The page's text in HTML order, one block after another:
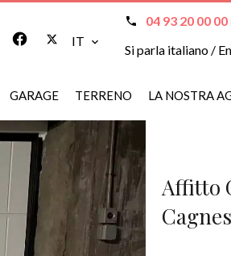
IT
04 93 20 00 00
Si parla italiano /
GARAGE TERRENO LA NOSTRA
Affitto